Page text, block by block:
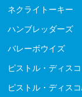
ネクライトーキー
ハンブレッダーズ
バレーボウイズ
ピストル・ディスコ
ピストル・ディス